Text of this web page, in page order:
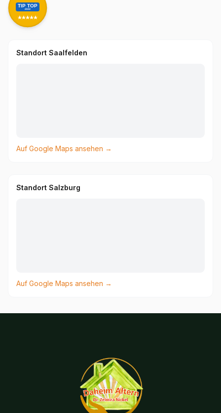
TIP TOP
2022
Standort Saalfelden
Auf Google Maps ansehen →
Standort Salzburg
Auf Google Maps ansehen →